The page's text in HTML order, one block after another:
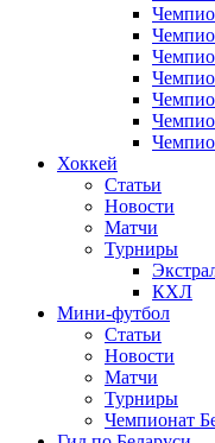
Хоккей
Статьи
Новости
Матчи
Турниры
КХЛ
Мини-футбол
Статьи
Новости
Матчи
Турниры
Чемпионат